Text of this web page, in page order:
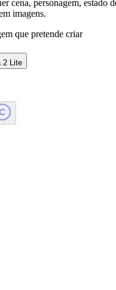
cena, personagem, estado
imagens.
que pretende criar
2 Lite